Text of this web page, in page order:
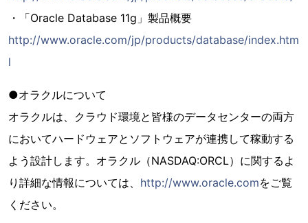
・「Oracle Database 11g」製品概要
http://www.oracle.com/jp/products/database/index.htm
l
●オラクルについて
オラクルは、クラウド環境と皆様のデータセンターの両方
においてハードウェアとソフトウェアが連携して稼動する
よう設計します。オラクル（NASDAQ:ORCL）に関するよ
り詳細な情報については、 http://www.oracle.comをご覧
ください。